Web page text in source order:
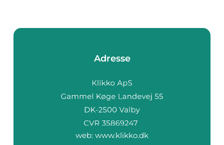
Adresse
web: www.klikko.dk